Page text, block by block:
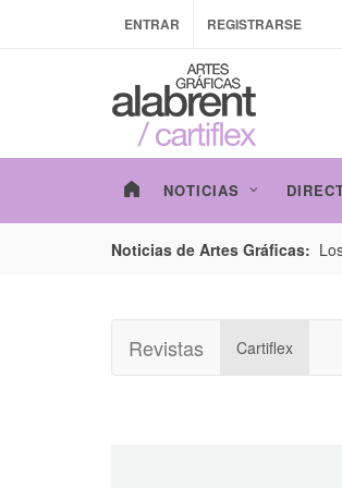
ENTRAR REGISTRARSE
NOTICIAS
Noticias de Artes Gráficas:
de envases con un nuevo estudio de
Revistas Cartiflex